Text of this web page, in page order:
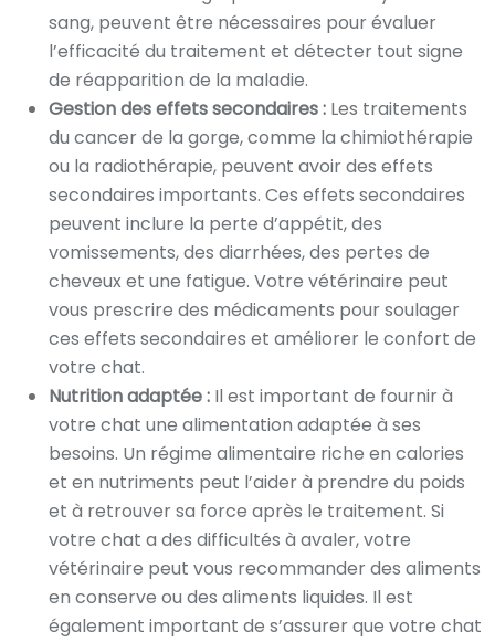
sang, peuvent être nécessaires pour évaluer
l’efficacité du traitement et détecter tout signe
de réapparition de la maladie.
Gestion des effets secondaires : Les traitements
du cancer de la gorge, comme la chimiothérapie
ou la radiothérapie, peuvent avoir des effets
secondaires importants. Ces effets secondaires
peuvent inclure la perte d’appétit, des
vomissements, des diarrhées, des pertes de
cheveux et une fatigue. Votre vétérinaire peut
vous prescrire des médicaments pour soulager
ces effets secondaires et améliorer le confort de
votre chat.
Nutrition adaptée : Il est important de fournir à
votre chat une alimentation adaptée à ses
besoins. Un régime alimentaire riche en calories
et en nutriments peut l’aider à prendre du poids
et à retrouver sa force après le traitement. Si
votre chat a des difficultés à avaler, votre
vétérinaire peut vous recommander des aliments
en conserve ou des aliments liquides. Il est
également important de s’assurer que votre chat